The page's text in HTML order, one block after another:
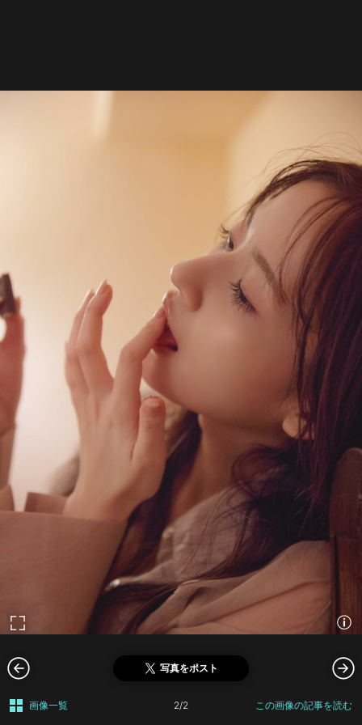
写真をポスト
画像一覧 2/2 この画像の記事を読む